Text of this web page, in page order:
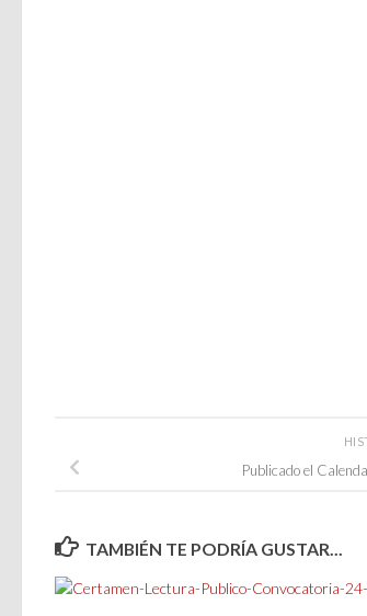
Publicado el
TAMBIÉN TE PODRÍA GUSTAR...